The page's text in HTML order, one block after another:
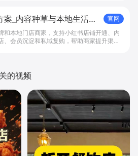
_内容种草与本地生活转
有赞
官网
和本地门店商家，支持小红书店铺开通、内
、会员沉淀和私域复购，帮助商家提升渠道
的视频